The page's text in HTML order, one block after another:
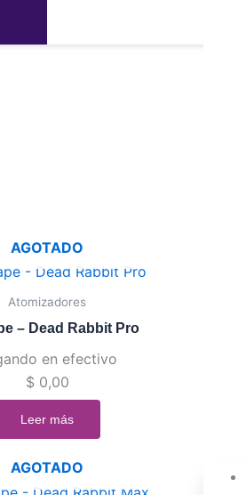
AGOTADO
Atomizadores
– Dead Rabbit Pro
en efectivo
$ 0,00
Leer más
AGOTADO